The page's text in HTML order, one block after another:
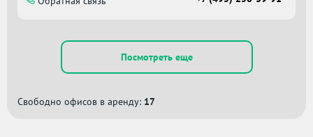
Посмотреть еще
Свободно офисов в аренду: 17